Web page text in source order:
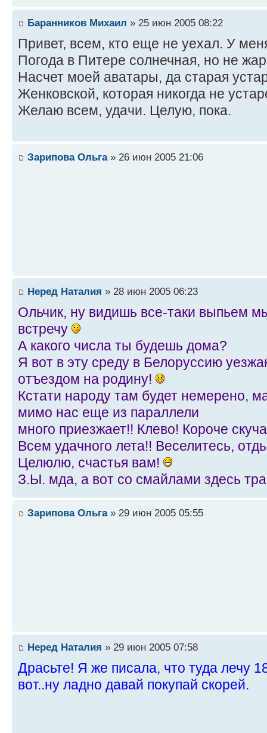
Баранников Михаил » 25 июн 2005 08:22
Привет, всем, кто еще не уехал. У
Погода в Питере солнечная, но не
Насчет моей аватары, да старая
Женковской, которая никогда не
Желаю всем, удачи. Целую, пока.
Зарипова Ольга» 26 июн 2005 21:06
Неред Наталия » 28 июн 2005 06:23
Ольчик, ну видишь все-таки выпьем
встречу
А какого числа ты будешь дома?
Я вот в эту среду в Белоруссию
отъездом на родину!
Кстати народу там будет немерено,
мимо нас еще из параллели
много приезжает!! Клево! Короче
Всем удачного лета!! Веселитесь,
Целюлю, счастья вам!
З.Ы. мда, а вот со смайлами здесь
Зарипова Ольга» 29 июн 2005 05:55
Неред Наталия » 29 июн 2005 07:58
Драсьте! Я же писала, что туда лечу
вот..ну ладно давай покупай скорей.